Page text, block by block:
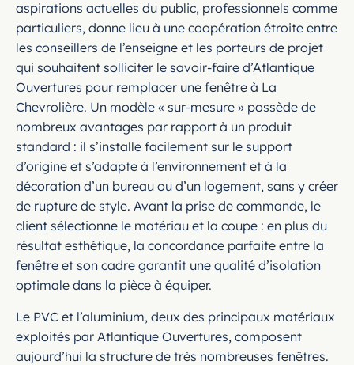
aspirations actuelles du public, professionnels comme
particuliers, donne lieu à une coopération étroite entre
les conseillers de l’enseigne et les porteurs de projet
qui souhaitent solliciter le savoir-faire d’Atlantique
Ouvertures pour remplacer une fenêtre à La
Chevrolière. Un modèle « sur-mesure » possède de
nombreux avantages par rapport à un produit
standard : il s’installe facilement sur le support
d’origine et s’adapte à l’environnement et à la
décoration d’un bureau ou d’un logement, sans y créer
de rupture de style. Avant la prise de commande, le
client sélectionne le matériau et la coupe : en plus du
résultat esthétique, la concordance parfaite entre la
fenêtre et son cadre garantit une qualité d’isolation
optimale dans la pièce à équiper.
Le PVC et l’aluminium, deux des principaux matériaux
exploités par Atlantique Ouvertures, composent
aujourd’hui la structure de très nombreuses fenêtres.